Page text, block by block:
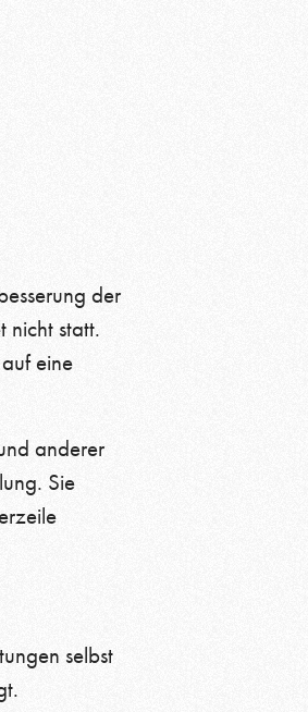
der
nicht statt.
eine
anderer
Sie
selbst